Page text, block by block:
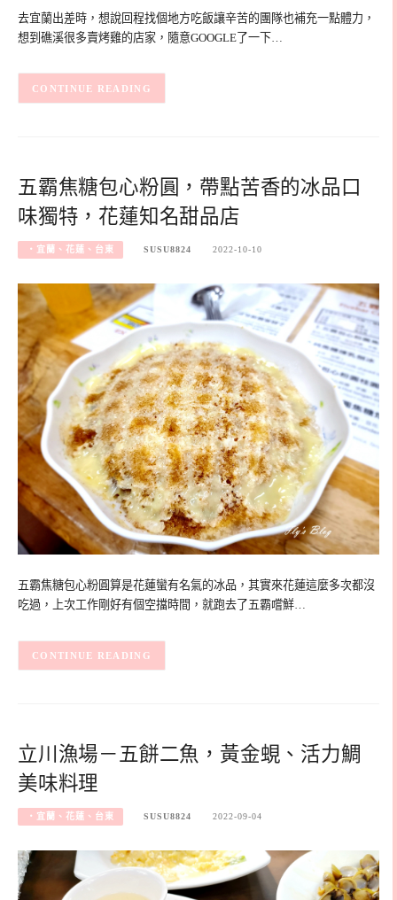
去宜蘭出差時，想說回程找個地方吃飯讓辛苦的團隊也補充一點體力，
想到礁溪很多賣烤雞的店家，隨意GOOGLE了一下…
CONTINUE READING
五霸焦糖包心粉圓，帶點苦香的冰品口
味獨特，花蓮知名甜品店
‧宜蘭、花蓮、台東 SUSU8824 2022-10-10
五霸焦糖包心粉圓算是花蓮蠻有名氣的冰品，其實來花蓮這麼多次都沒
吃過，上次工作剛好有個空擋時間，就跑去了五霸嚐鮮…
CONTINUE READING
立川漁場－五餅二魚，黃金蜆、活力鯛
美味料理
‧宜蘭、花蓮、台東 SUSU8824 2022-09-04